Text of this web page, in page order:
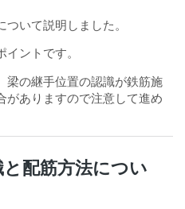
いて説明しました。
ントです。
梁の継手位置の認識が鉄筋施
がありますので注意して進め